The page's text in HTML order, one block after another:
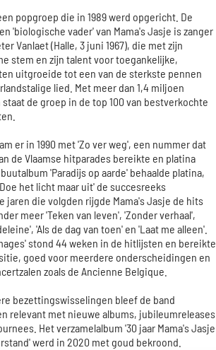
popgroep die in 1989 werd opgericht. De
'biologische vader' van Mama's Jasje is zanger
Vanlaet (Halle, 3 juni 1967), die met zijn
stem en zijn talent voor toegankelijke,
uitgroeide tot een van de sterkste pennen
lied. Met meer dan 1,4 miljoen
de groep in de top 100 van bestverkochte
er in 1990 met 'Zo ver weg', een nummer dat
de Vlaamse hitparades bereikte en platina
'Paradijs op aarde' behaalde platina,
het licht maar uit' de succesreeks
jaren die volgden rijgde Mama's Jasje de hits
meer 'Teken van leven', 'Zonder verhaal',
'Als de dag van toen' en 'Laat me alleen'.
stond 44 weken in de hitlijsten en bereikte
goed voor meerdere onderscheidingen en
zoals de Ancienne Belgique.
bezettingswisselingen bleef de band
relevant met nieuwe albums, jubileumreleases
Het verzamelalbum '30 jaar Mama's Jasje
werd in 2020 met goud bekroond.